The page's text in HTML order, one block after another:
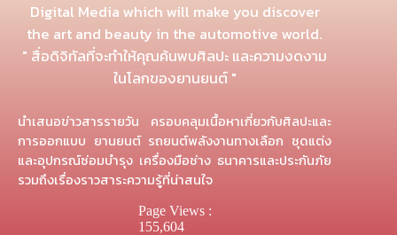
Digital Media which will make you discover
the art and beauty in the automotive world.
" สื่อดิจิทัลที่จะทำให้คุณค้นพบศิลปะ และความงดงาม
ในโลกของยานยนต์ "
นำเสนอข่าวสารรายวัน ครอบคลุมเนื้อหาเกี่ยวกับศิลปะและ
การออกแบบ ยานยนต์ รถยนต์พลังงานทางเลือก ชุดแต่ง
และอุปกรณ์ซ่อมบำรุง เครื่องมือช่าง ธนาคารและประกันภัย
รวมถึงเรื่องราวสาระความรู้ที่น่าสนใจ
Page Views :
155,604